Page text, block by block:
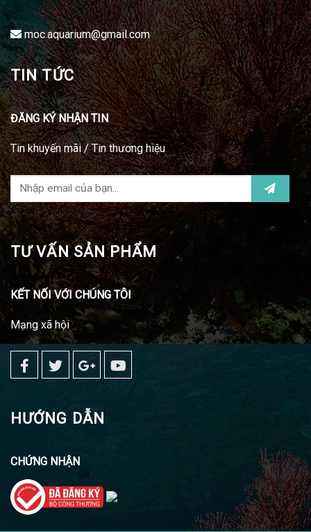
moc.aquarium@gmail.com
TIN TỨC
ĐĂNG KÝ NHẬN TIN
Tin khuyến mãi / Tin thương hiệu
TƯ VẤN SẢN PHẨM
KẾT NỐI VỚI CHÚNG TÔI
Mạng xã hội
HƯỚNG DẪN
CHỨNG NHẬN